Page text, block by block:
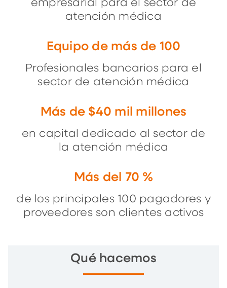
empresarial para el sector de
atención médica
Equipo de más de 100
Profesionales bancarios para el
sector de atención médica
Más de $40 mil millones
en capital dedicado al sector de
la atención médica
Más del 70 %
de los principales 100 pagadores y
proveedores son clientes activos
Qué hacemos